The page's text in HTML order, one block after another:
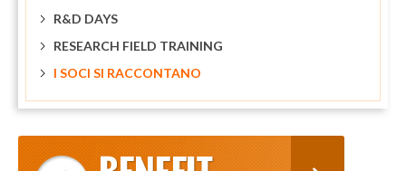
R&D DAYS
RESEARCH FIELD TRAINING
I SOCI SI RACCONTANO